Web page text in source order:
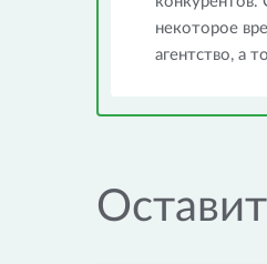
некоторое
агентство, а